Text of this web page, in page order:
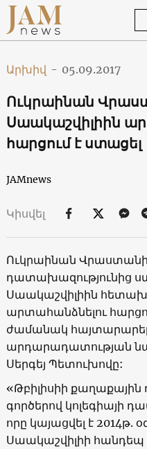
Արխիվ - 05.09.2017
Ուկրաինան
Սաակաշվիլիին
հարցում է ստացել
JAMnews
Կիսվել
Ուկրաինան
դատախազությունից
Սաակաշվիլիին
արտահանձնելու
ժամանակ հայտարարել
արդարադատության
Սերգեյ Պետուխովը:
«Թբիլիսիի
գործերով կոլեգիայի
որը կայացվել է 2014թ.
Սաակաշվիլիի